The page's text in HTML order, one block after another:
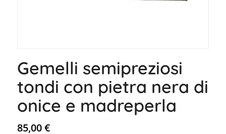
Gemelli semipreziosi
tondi con pietra nera di
onice e madreperla
85,00€